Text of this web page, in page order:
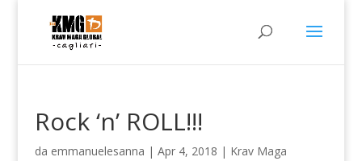
Rock ‘n’ ROLL!!!
da emmanuelesanna | Apr 4, 2018 | Krav Maga